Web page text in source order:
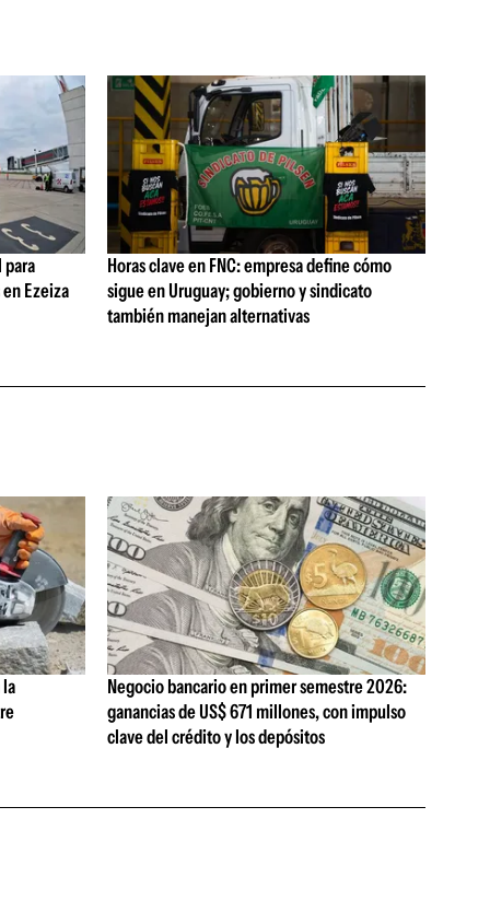
Ezeiza
Horas clave en FNC: empresa define cómo
sigue en Uruguay; gobierno y sindicato
también manejan alternativas
Negocio bancario en primer semestre 2026:
ganancias de US$ 671 millones, con impulso
clave del crédito y los depósitos